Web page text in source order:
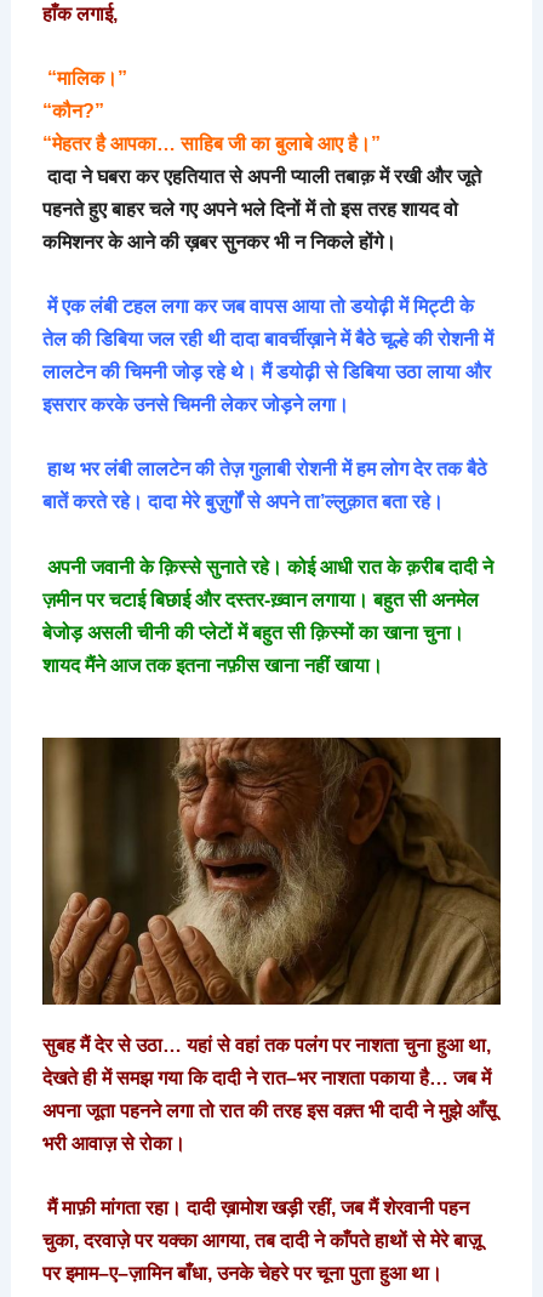
हाँक लगाई,
“मालिक। ”
“कौन?”
“मेहतर है आपका…साहिब जी का बुलाबे आए है। ”
दादा ने घबरा कर एहतियात से अपनी प्याली तबाक़ में रखी और जूते
पहनते हुए बाहर चले गए अपने भले दिनों में तो इस तरह शायद वो
कमिशनर के आने की ख़बर सुनकर भी न निकले होंगे।
में एक लंबी टहल लगा कर जब वापस आया तो डयोढ़ी में मिट्टी के
तेल की डिबिया जल रही थी दादा बावर्चीख़ाने में बैठे चूल्हे की रोशनी में
लालटेन की चिमनी जोड़ रहे थे। मैं डयोढ़ी से डिबिया उठा लाया और
इसरार करके उनसे चिमनी लेकर जोड़ने लगा।
हाथ भर लंबी लालटेन की तेज़ गुलाबी रोशनी में हम लोग देर तक बैठे
बातें करते रहे। दादा मेरे बुज़ुर्गों से अपने ता’ल्लुक़ात बता रहे।
अपनी जवानी के क़िस्से सुनाते रहे। कोई आधी रात के क़रीब दादी ने
ज़मीन पर चटाई बिछाई और दस्तर-ख़्वान लगाया। बहुत सी अनमेल
बेजोड़ असली चीनी की प्लेटों में बहुत सी क़िस्मों का खाना चुना।
शायद मैंने आज तक इतना नफ़ीस खाना नहीं खाया।
सुबह मैं देर से उठा…यहां से वहां तक पलंग पर नाशता चुना हुआ था,
देखते ही में समझ गया कि दादी ने रात–भर नाशता पकाया है…जब में
अपना जूता पहनने लगा तो रात की तरह इस वक़्त भी दादी ने मुझे आँसू
भरी आवाज़ से रोका।
मैं माफ़ी मांगता रहा। दादी ख़ामोश खड़ी रहीं,जब मैं शेरवानी पहन
चुका,दरवाज़े पर यक्का आगया,तब दादी ने काँपते हाथों से मेरे बाज़ू
पर इमाम–ए–ज़ामिन बाँधा,उनके चेहरे पर चूना पुता हुआ था।